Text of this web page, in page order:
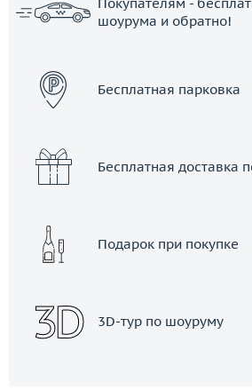
шоурума и обратно!
Бесплатная парковка
Бесплатная доставка
Подарок при покупке
3D-тур по шоуруму